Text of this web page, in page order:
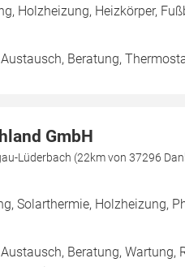
Holzheizung, Heizkörper,
Beratung,
GmbH
Lüderbach (22km von 37296
Solarthermie, Holzheizung,
Beratung,